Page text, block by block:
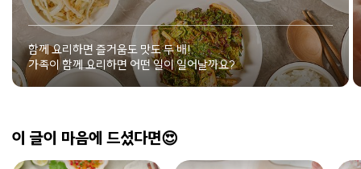
함께 요리하면 즐거움도 맛도 두 배!
가족이 함께 요리하면 어떤 일이 일어날까요?
이 글이 마음에 드셨다면😍